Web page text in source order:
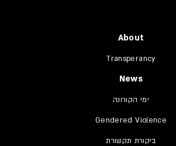
About
Transperancy
News
ימי הקורונה
Gendered Violence
ביקורת תקשורת